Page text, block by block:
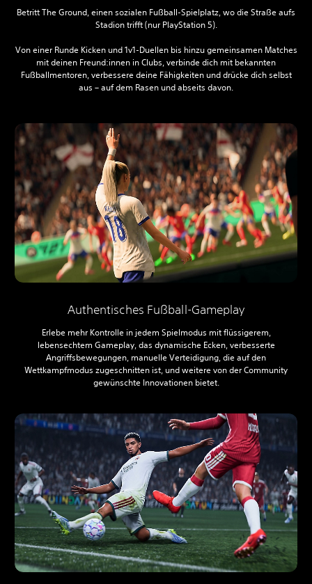
Betritt The Ground, einen sozialen Fußball-Spielplatz, wo die Straße aufs
Stadion trifft (nur PlayStation 5).
Von einer Runde Kicken und 1v1-Duellen bis hinzu gemeinsamen Matches
mit deinen Freund:innen in Clubs, verbinde dich mit bekannten
Fußballmentoren, verbessere deine Fähigkeiten und drücke dich selbst
aus – auf dem Rasen und abseits davon.
Authentisches Fußball-Gameplay
Erlebe mehr Kontrolle in jedem Spielmodus mit flüssigerem,
lebensechtem Gameplay, das dynamische Ecken, verbesserte
Angriffsbewegungen, manuelle Verteidigung, die auf den
Wettkampfmodus zugeschnitten ist, und weitere von der Community
gewünschte Innovationen bietet.